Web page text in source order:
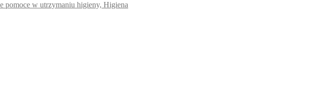
pomoce w utrzymaniu higieny, Higiena